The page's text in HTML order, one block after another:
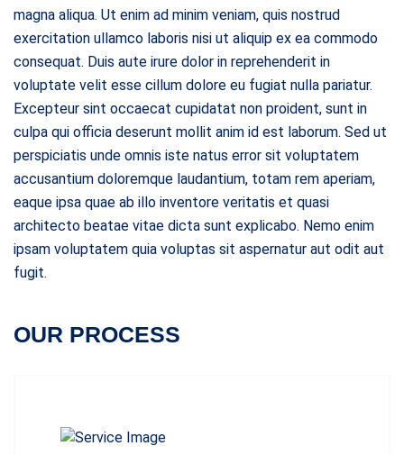
magna aliqua. Ut enim ad minim veniam, quis nostrud
exercitation ullamco laboris nisi ut aliquip ex ea commodo
consequat. Duis aute irure dolor in reprehenderit in
voluptate velit esse cillum dolore eu fugiat nulla pariatur.
Excepteur sint occaecat cupidatat non proident, sunt in
culpa qui officia deserunt mollit anim id est laborum. Sed ut
perspiciatis unde omnis iste natus error sit voluptatem
accusantium doloremque laudantium, totam rem aperiam,
eaque ipsa quae ab illo inventore veritatis et quasi
architecto beatae vitae dicta sunt explicabo. Nemo enim
ipsam voluptatem quia voluptas sit aspernatur aut odit aut
fugit.
OUR PROCESS